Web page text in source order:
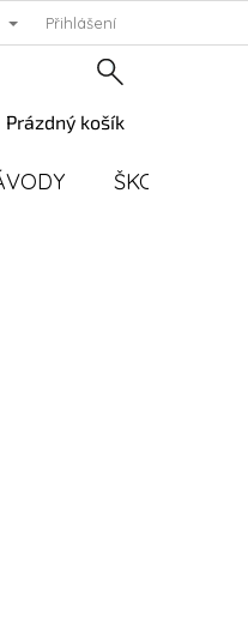
Přihlášení
NÁKUPNÍ
Prázdný košík
ŠKOLENÍ